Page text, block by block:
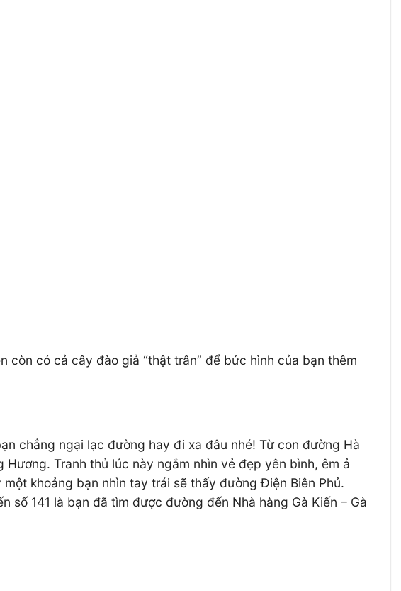
còn có cả cây đào giả “thật trân” để bức hình của bạn thêm
chẳng ngại lạc đường hay đi xa đâu nhé! Từ con đường Hà
Tranh thủ lúc này ngắm nhìn vẻ đẹp yên bình, êm ả
khoảng bạn nhìn tay trái sẽ thấy đường Điện Biên Phủ.
141 là bạn đã tìm được đường đến Nhà hàng Gà Kiến – Gà